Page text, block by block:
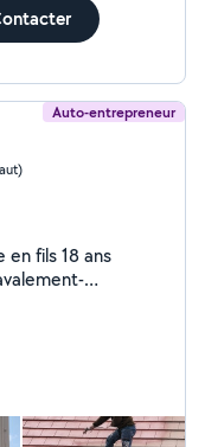
avec
Auto-entrepreneur
18 ans
Ravalement de
47-32-57 Devis